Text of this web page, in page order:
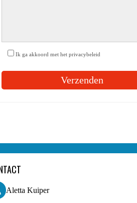
Ik ga akkoord met het privacybeleid
Aletta Kuiper